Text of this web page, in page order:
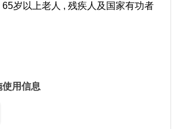
岁以上老人 , 残疾人及国家有功者
用信息